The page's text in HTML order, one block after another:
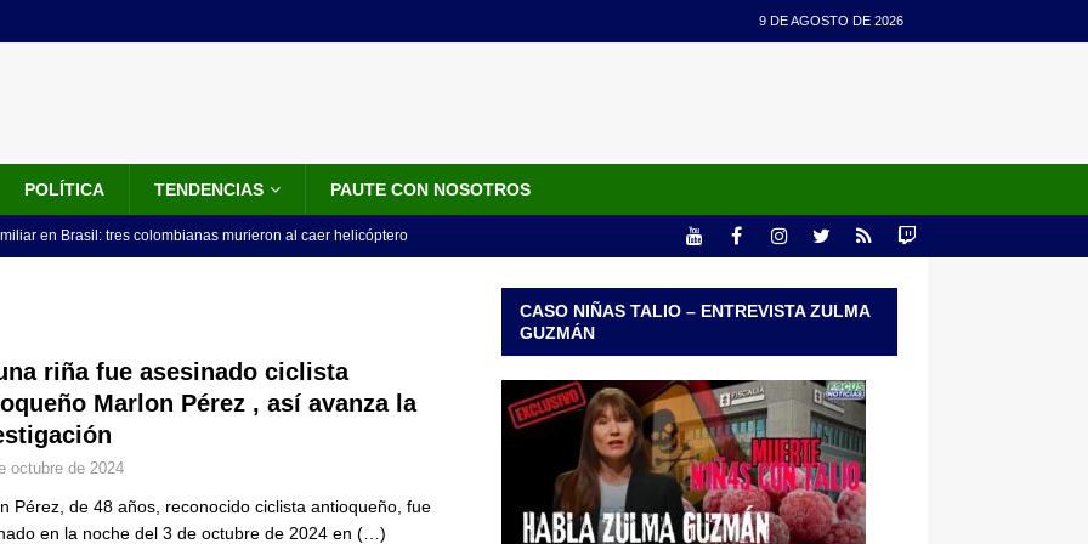
9 DE AGOSTO DE 2026
POLÍTICA TENDENCIAS PAUTE CON NOSOTROS
en Brasil: tres colombianas murieron al caer helicóptero
de De La Espriella: trasladan a 117 presos de alto perfil; estos
anuncia paquete de US$1.000 millones para fortalecer la
de la Espriella LO ÚLTIMO
riña fue asesinado ciclista
Marlon Pérez , así avanza la
octubre de 2024
Pérez, de 48 años, reconocido ciclista antioqueño, fue
en la noche del 3 de octubre de 2024 en (…)
CASO NIÑAS TALIO – ENTREVISTA ZULMA
GUZMÁN